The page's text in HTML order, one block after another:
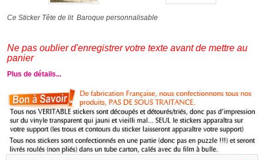
Ce Sticker Tête de lit Baroque personnalisable
Ne pas oublier d'enregistrer votre texte avant de mettre au
panier
Plus de détails...